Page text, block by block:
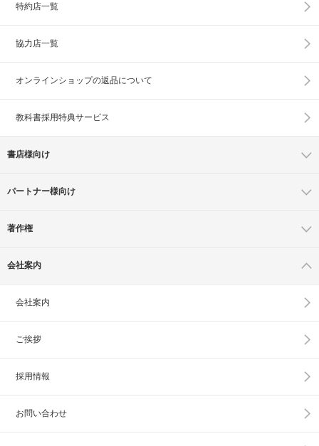
特約店一覧
協力店一覧
オンラインショップの返品について
教科書採用特典サービス
書店様向け
パートナー様向け
著作権
会社案内
会社案内
ご挨拶
採用情報
お問い合わせ